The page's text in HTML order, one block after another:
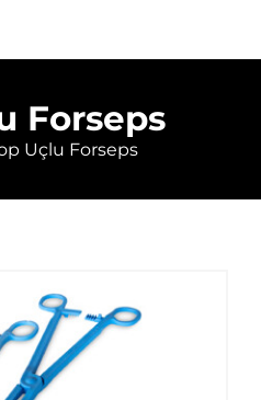
Ulaşın
Forseps
Uçlu Forseps